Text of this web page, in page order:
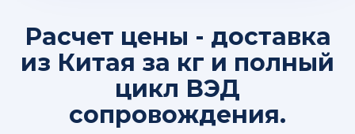
Расчет цены - доставка
из Китая за кг и полный
цикл ВЭД
сопровождения.